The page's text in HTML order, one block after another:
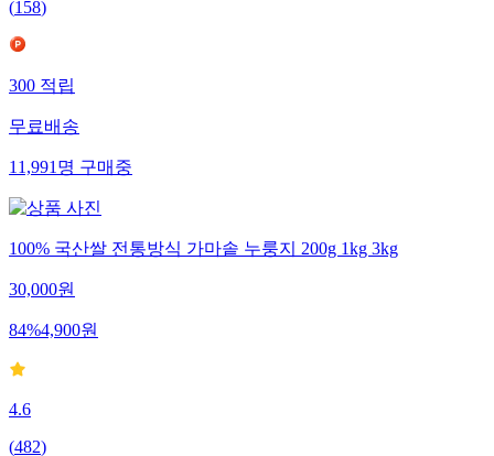
(158)
300적립
무료배송
11,991명구매중
100% 국산쌀 전통방식 가마솥 누룽지 200g 1kg 3kg
30,000원
84%4,900원
4.6